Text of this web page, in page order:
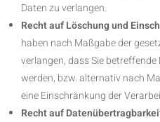
Daten zu verlangen.
Recht auf Löschung und
haben nach Maßgabe der
verlangen, dass Sie
werden, bzw. alternativ nach
eine Einschränkung der
Recht auf